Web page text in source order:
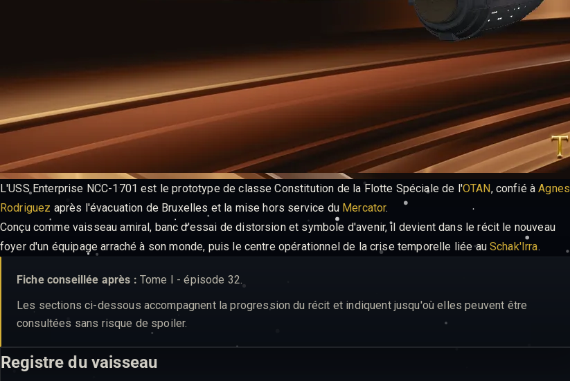
L'USS Enterprise NCC-1701 est le prototype de classe Constitution de la Flotte Spéciale de l'OTAN, confié àAgnes
Rodriguez après l'évacuation de Bruxelles et la mise hors service du Mercator.
Conçu comme vaisseau amiral, banc d'essai de distorsion et symbole d'avenir, il devient dans le récit le nouveau
foyer d'un équipage arraché à son monde, puis le centre opérationnel de la crise temporelle liée au Schak'Irra.
Fiche conseillée après : Tome I - épisode 32.
Les sections ci-dessous accompagnent la progression du récit et indiquent jusqu'où elles peuvent être
consultées sans risque de spoiler.
Registre du vaisseau